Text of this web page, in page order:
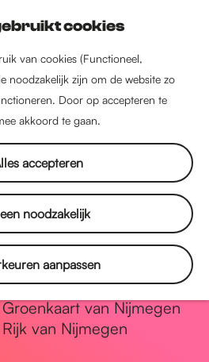
cookies
van cookies (Functioneel,
noodzakelijk zijn om de website zo
Door op accepteren te
akkoord te gaan.
accepteren
noodzakelijk
aanpassen
Nijmegen-Nieuw-West
Nijmegen-Oud-West
Dukenburg
Lindenholt
De oudste stad van
Nederland
Historische tijdlijn
Romeinse Limes
Vrede van Nijmegen Penning
in Nijmegen
Groenkaart van Nijmegen
Rijk van Nijmegen